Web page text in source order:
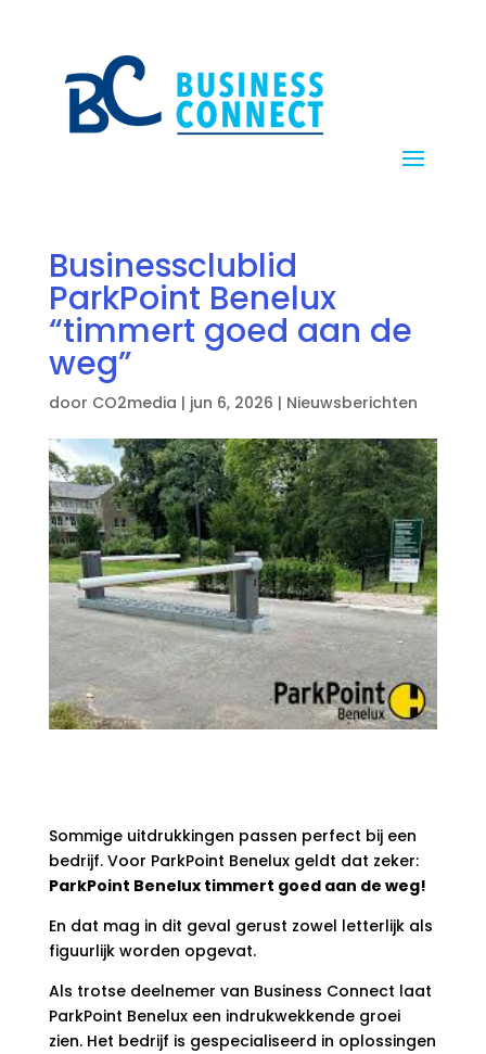
Businessclublid
ParkPoint Benelux
“timmert goed aan de
weg”
door CO2media | jun 6, 2026 | Nieuwsberichten
Sommige uitdrukkingen passen perfect bij een
bedrijf. Voor ParkPoint Beneluxgeldt dat zeker:
ParkPoint Benelux timmert goed aan de weg!
En dat mag in dit geval gerust zowel letterlijk als
figuurlijk worden opgevat.
Als trotse deelnemer van Business Connect laat
ParkPoint Benelux een indrukwekkende groei
zien. Het bedrijf is gespecialiseerd in oplossingen